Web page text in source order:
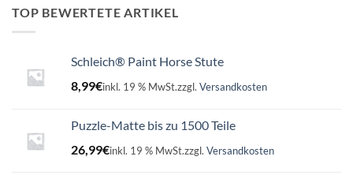
16,99€15,75€.
TOP BEWERTETE ARTIKEL
Schleich® Paint Horse Stute
8,99€inkl. 19 % MwSt.zzgl. Versandkosten
Puzzle-Matte bis zu 1500 Teile
26,99€inkl. 19 % MwSt.zzgl. Versandkosten